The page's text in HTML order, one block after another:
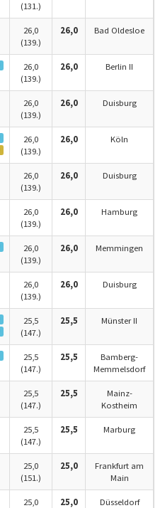
(131.)
26,0
(139.)
26,0 Bad Oldesloe
26,0
(139.)
26,0 Berlin II
26,0
(139.)
26,0 Duisburg
26,0
(139.)
26,0 Köln
26,0
(139.)
26,0 Duisburg
26,0
(139.)
26,0 Hamburg
26,0
(139.)
26,0 Memmingen
26,0
(139.)
26,0 Duisburg
25,5
(147.)
25,5 Münster II
25,5
(147.)
25,5
Bamberg-
Memmelsdorf
25,5
(147.)
25,5
Mainz-
Kostheim
25,5
(147.)
25,5 Marburg
25,0
(151.)
25,0
Frankfurt am
Main
25,0
25,0 Düsseldorf